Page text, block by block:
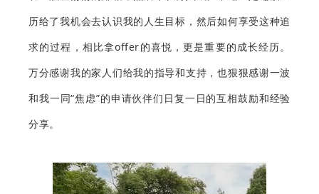
历给了我机会去认识我的人生目标，然后如何享受这种追
求的过程，相比拿offer的喜悦，更是重要的成长经历。
万分感谢我的家人们给我的指导和支持，也狠狠感谢一波
和我一同“焦虑”的申请伙伴们日复一日的互相鼓励和经验
分享。